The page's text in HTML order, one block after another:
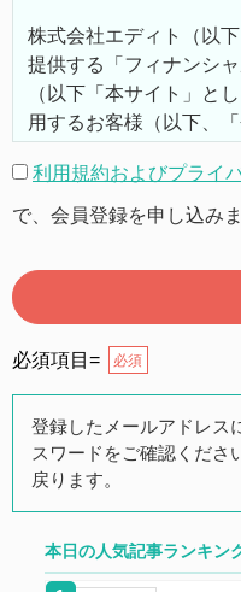
株式会社エディト（以
提供する「フィナンシ
（以下「本サイト」と
用するお客様（以下、
「本規約」とします）
本規約は本サイトが提
第３条（会員）
本サイトの会員は、公
品の販売に携わる上記
時点で、本会員規約の
す。なお、申込に際し
利用規約およびプライ
で、会員登録を申し込みま
必須項目= 必須
登録したメールアドレス
スワードをご確認くださ
戻ります。
本日の人気記事ランキン